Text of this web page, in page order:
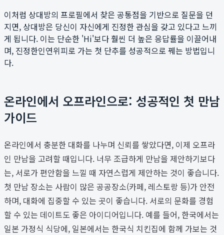
이처럼 상대방의 프로필에서 찾은 공통점을 기반으로 질문을 던
지면, 상대방은 당신이 자신에게 진정한 관심을 갖고 있다고 느끼
게 됩니다. 이는 단순한 'Hi'보다 훨씬 더 높은 응답률을 이끌어내
며, 진정한인연위피로 가는 첫 단추를 성공적으로 꿰는 방법입니
다.
온라인에서 오프라인으로: 성공적인 첫 만남
가이드
온라인에서 충분한 대화를 나누며 신뢰를 쌓았다면, 이제 오프라
인 만남을 고려할 때입니다. 너무 조급하게 만남을 제안하기보다
는, 서로가 편안함을 느낄 때 자연스럽게 제안하는 것이 좋습니다.
첫 만남 장소는 사람이 많은 공공장소(카페, 레스토랑 등)가 안전
하며, 대화에 집중할 수 있는 곳이 좋습니다. 서로의 문화를 경험
할 수 있는 데이트도 좋은 아이디어입니다. 예를 들어, 한국에서는
일본 가정식 식당에, 일본에서는 한국식 치킨집에 함께 가보는 것